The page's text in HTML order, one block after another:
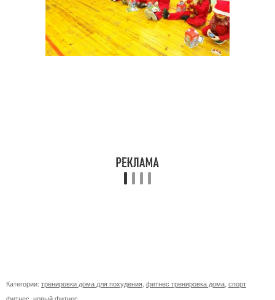
Категории: тренировки дома для похудения фитнес тренировка дома спорт